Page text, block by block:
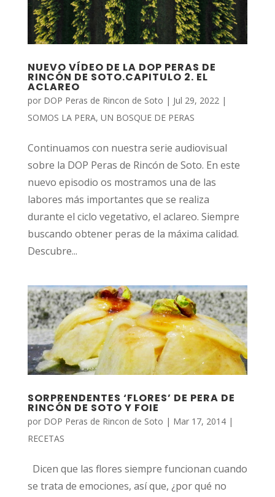
NUEVO VÍDEO DE LA DOP PERAS DE
RINCÓN DE SOTO.CAPITULO 2. EL
ACLAREO
por DOP Peras de Rincon de Soto | Jul 29, 2022|
SOMOS LA PERA, UN BOSQUE DE PERAS
Continuamos con nuestra serie audiovisual
sobre la DOP Peras de Rincón de Soto. En este
nuevo episodio os mostramos una de las
labores más importantes que se realiza
durante el ciclo vegetativo, el aclareo. Siempre
buscando obtener peras de la máxima calidad.
Descubre...
SORPRENDENTES ‘FLORES’ DE PERA DE
RINCÓN DE SOTO Y FOIE
por DOP Peras de Rincon de Soto | Mar 17, 2014|
RECETAS
Dicen que las flores siempre funcionan cuando
se trata de emociones, así que, ¿por qué no